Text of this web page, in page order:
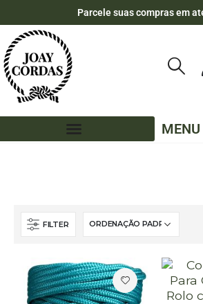
Parcele suas compras em
MENU
FILTER